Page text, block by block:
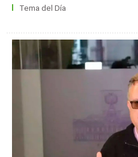
Tema del Día